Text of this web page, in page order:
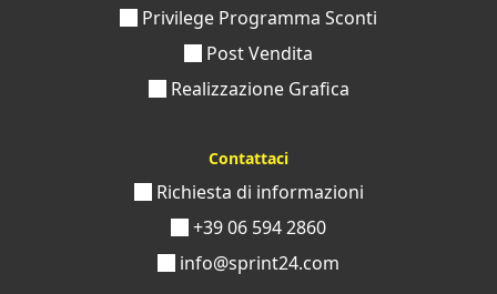
Privilege Programma Sconti
Post Vendita
Realizzazione Grafica
Contattaci
Richiesta di informazioni
+39 06 594 2860
info@sprint24.com